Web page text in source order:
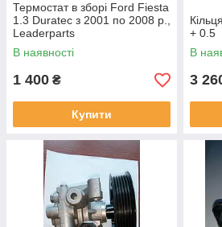
Термостат в зборі Ford Fiesta
1.3 Duratec з 2001 по 2008 р.,
Leaderparts
В наявності
1 400 ₴
Купити
+ 0.5
В
3